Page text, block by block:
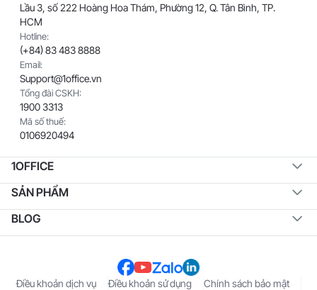
Lầu 3, số 222 Hoàng Hoa Thám, Phường 12, Q. Tân Bình, TP.
HCM
Hotline:
(+84) 83 483 8888
Email:
Support@1office.vn
Tổng đài CSKH:
1900 3313
Mã số thuế:
0106920494
1OFFICE
SẢN PHẨM
BLOG
Điều khoản dịch vụ Điều khoản sử dụng Chính sách bảo mật